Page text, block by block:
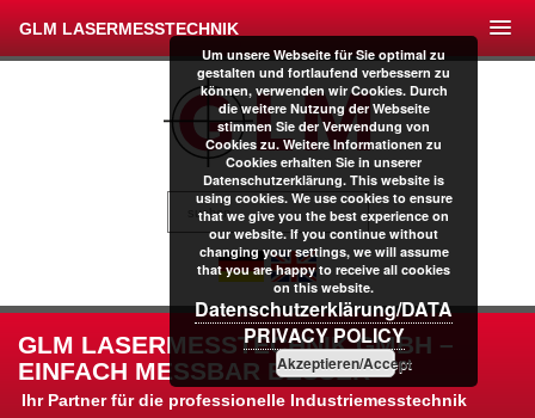
GLM LASERMESSTECHNIK
GLM LASERMESSTECHNIK GMBH –
EINFACH MESSBAR BESSER
Ihr Partner für die professionelle Industriemesstechnik
Um unsere Webseite für Sie optimal zu
gestalten und fortlaufend verbessern zu
können, verwenden wir Cookies. Durch
die weitere Nutzung der Webseite
stimmen Sie der Verwendung von
Cookies zu. Weitere Informationen zu
Cookies erhalten Sie in unserer
Datenschutzerklärung. This website is
using cookies. We use cookies to ensure
that we give you the best experience on
our website. If you continue without
changing your settings, we will assume
that you are happy to receive all cookies
on this website.
Datenschutzerklärung/DATA
PRIVACY POLICY
Akzeptieren/Accept